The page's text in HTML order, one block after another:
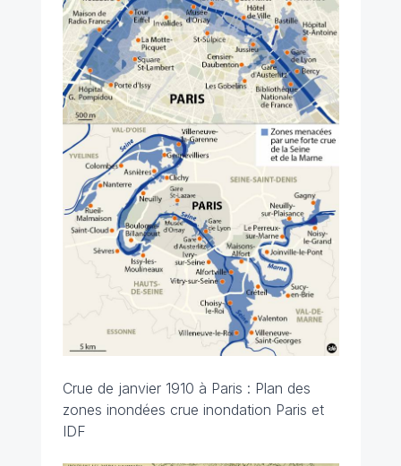
Crue de janvier 1910 à Paris : Plan des
zones inondées crue inondation Paris et
IDF